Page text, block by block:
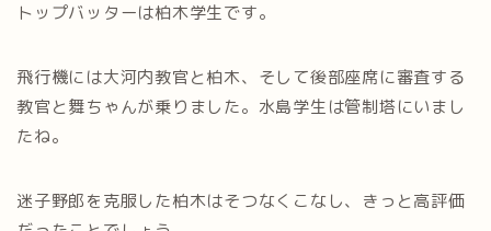
トップバッターは柏木学生です。
飛行機には大河内教官と柏木、そして後部座席に審査する
教官と舞ちゃんが乗りました。水島学生は管制塔にいまし
たね。
迷子野郎を克服した柏木はそつなくこなし、きっと高評価